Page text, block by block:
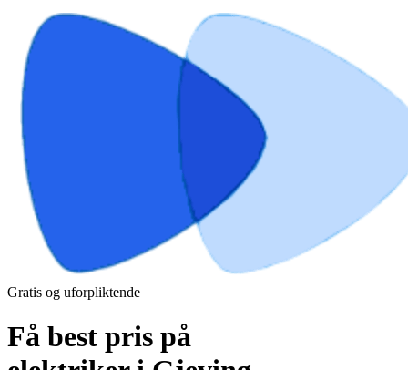
Gratis og uforpliktende
Få best pris på